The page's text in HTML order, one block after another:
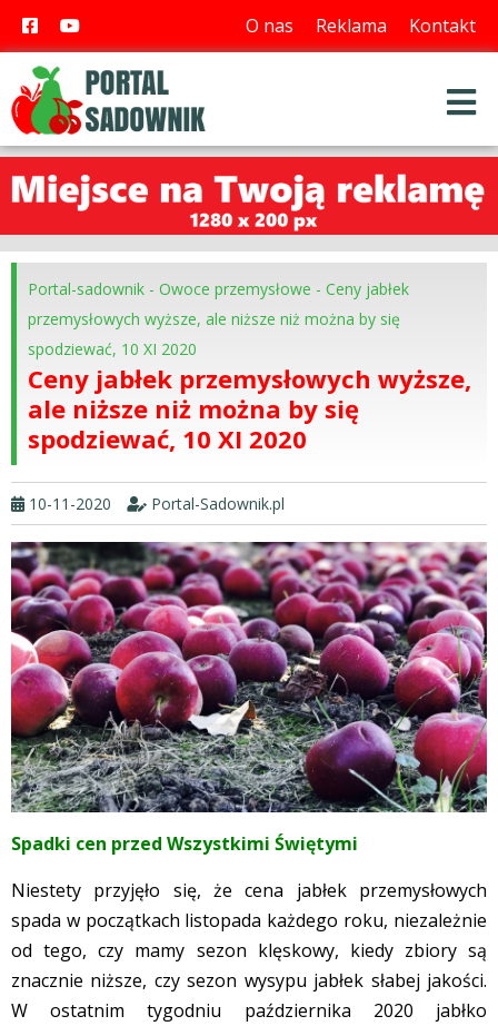
O nas Reklama Kontakt
Portal-sadownik - Owoce przemysłowe - Ceny jabłek
przemysłowych wyższe, ale niższe niż można by się
spodziewać, 10 XI 2020
Ceny jabłek przemysłowych wyższe,
ale niższe niż można by się
spodziewać, 10 XI 2020
10-11-2020 Portal-Sadownik.pl
Spadki cen przed Wszystkimi Świętymi
Niestety przyjęło się, że cena jabłek przemysłowych
spada w początkach listopada każdego roku, niezależnie
od tego, czy mamy sezon klęskowy, kiedy zbiory są
znacznie niższe, czy sezon wysypu jabłek słabej jakości.
W ostatnim tygodniu października 2020 jabłko